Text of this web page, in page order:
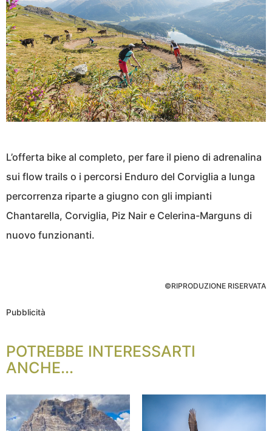
L’offerta bike al completo, per fare il pieno di adrenalina
sui flow trails o i percorsi Enduro del Corviglia a lunga
percorrenza riparte a giugno con gli impianti
Chantarella, Corviglia, Piz Nair e Celerina-Marguns di
nuovo funzionanti.
©RIPRODUZIONE RISERVATA
Pubblicità
POTREBBE INTERESSARTI
ANCHE...